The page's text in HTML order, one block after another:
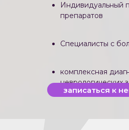
Индивидуальный
препаратов
Специалисты с
комплексная
неврологических
записаться к